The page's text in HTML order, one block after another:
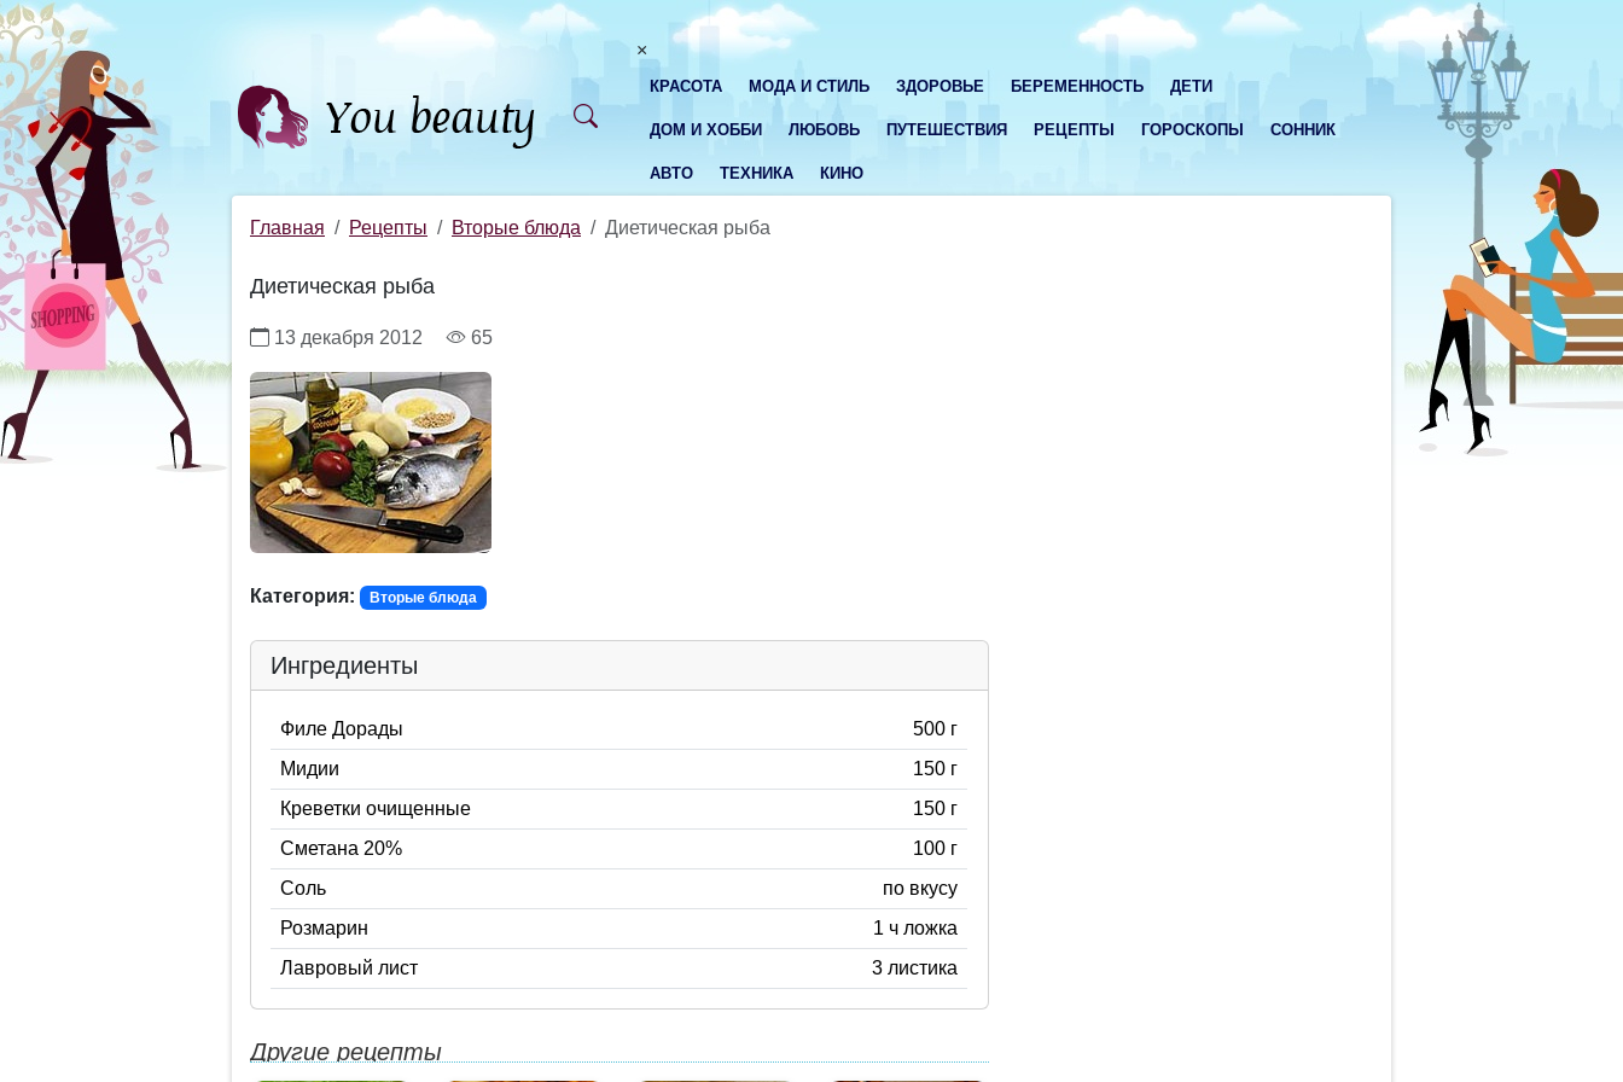
×
КРАСОТА МОДА И СТИЛЬ ЗДОРОВЬЕ БЕРЕМЕННОСТЬ ДЕТИ
ДОМ И ХОББИ ЛЮБОВЬ ПУТЕШЕСТВИЯ РЕЦЕПТЫ ГОРОСКОПЫ СОННИК
АВТО ТЕХНИКА КИНО
Главная Рецепты Вторые блюда Диетическая рыба
Диетическая рыба
13 декабря 2012 65
Категория: Вторые блюда
Ингредиенты
Филе Дорады
500 г
Мидии
150 г
Креветки очищенные
150 г
Сметана 20%
100 г
Соль
по вкусу
Розмарин
1 ч ложка
Лавровый лист
3 листика
Другие рецепты